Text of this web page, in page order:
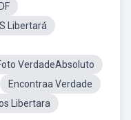
Libertará
VerdadeAbsoluto
Encontraa Verdade
Libertara